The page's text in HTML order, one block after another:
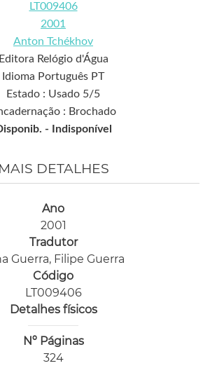
LT009406
2001
Anton Tchékhov
Editora Relógio d'Água
Idioma Português PT
Estado : Usado 5/5
: Brochado
-
Indisponível
MAIS DETALHES
Ano
2001
Tradutor
Guerra, Filipe Guerra
Código
LT009406
Detalhes físicos
Nº Páginas
324